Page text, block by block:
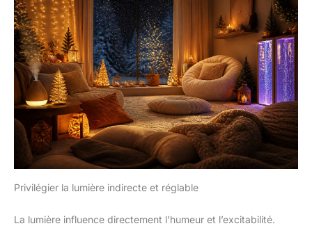
Privilégier la lumière indirecte et réglable
La lumière influence directement l’humeur et l’excitabilité.